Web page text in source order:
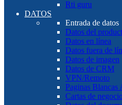
Rti guru
DATOS
Entrada de datos
Datos del
Datos en línea
Datos fuera de
Datos de imagen
Datos de CRM
VPN/Remoto
Paginas Blancas
Cartas de